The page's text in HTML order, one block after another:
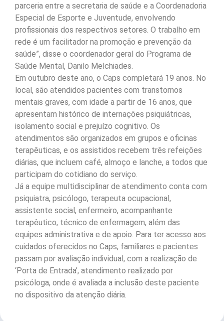
parceria entre a secretaria de saúde e a Coordenadoria
Especial de Esporte e Juventude, envolvendo
profissionais dos respectivos setores. O trabalho em
rede é um facilitador na promoção e prevenção da
saúde”, disse o coordenador geral do Programa de
Saúde Mental, Danilo Melchiades.
Em outubro deste ano, o Caps completará 19 anos. No
local, são atendidos pacientes com transtornos
mentais graves, com idade a partir de 16 anos, que
apresentam histórico de internações psiquiátricas,
isolamento social e prejuízo cognitivo. Os
atendimentos são organizados em grupos e oficinas
terapêuticas, e os assistidos recebem três refeições
diárias, que incluem café, almoço e lanche, a todos que
participam do cotidiano do serviço.
Já a equipe multidisciplinar de atendimento conta com
psiquiatra, psicólogo, terapeuta ocupacional,
assistente social, enfermeiro, acompanhante
terapêutico, técnico de enfermagem, além das
equipes administrativa e de apoio. Para ter acesso aos
cuidados oferecidos no Caps, familiares e pacientes
passam por avaliação individual, com a realização de
‘Porta de Entrada’, atendimento realizado por
psicóloga, onde é avaliada a inclusão deste paciente
no dispositivo da atenção diária.